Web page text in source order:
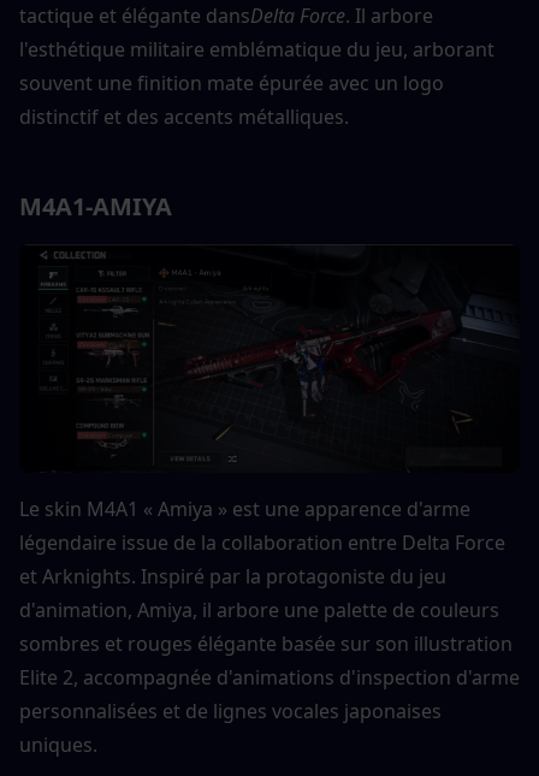
tactique et élégante dansDelta Force. Il arbore
l'esthétique militaire emblématique du jeu, arborant
souvent une finition mate épurée avec un logo
distinctif et des accents métalliques.
M4A1-AMIYA
Le skin M4A1 « Amiya » est une apparence d'arme
légendaire issue de la collaboration entre Delta Force
et Arknights. Inspiré par la protagoniste du jeu
d'animation, Amiya, il arbore une palette de couleurs
sombres et rouges élégante basée sur son illustration
Elite 2, accompagnée d'animations d'inspection d'arme
personnalisées et de lignes vocales japonaises
uniques.